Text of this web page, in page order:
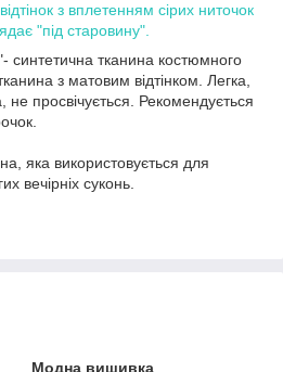
з вплетенням сірих ниточок
"під старовину".
синтетична тканина костюмного
з матовим відтінком. Легка,
просвічується. Рекомендується
яка використовується для
вечірніх суконь.
Модна вишивка